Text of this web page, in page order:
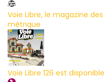
Voie Libre, le magazine
métrique
Voie Libre 126 est